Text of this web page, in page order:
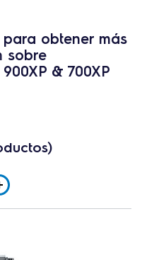
obtener más
sobre
& 700XP